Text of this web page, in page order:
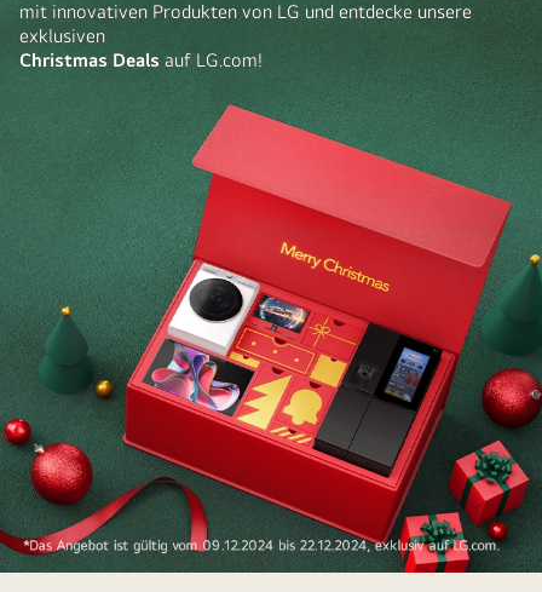
mit innovativen Produkten von LG und entdecke unsere
exklusiven
Christmas Deals auf LG.com!